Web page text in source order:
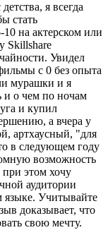
я всегда
стать
на актерском или
Skillshare
Увидел
с 0 без опыта
мурашки и я
о чем по ночам
и купил
а вчера у
артхаусный, "для
в следующем году
возможность
этом хочу
аудитории
языке. Учитывайте
доказывает, что
свою мечту.